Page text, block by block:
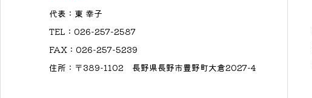
代表：東 幸子
TEL：026-257-2587
FAX：026-257-5239
住所：〒389-1102 長野県長野市豊野町大倉2027-4